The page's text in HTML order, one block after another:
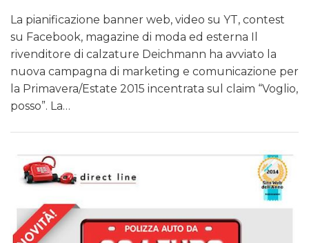
La pianificazione banner web, video su YT, contest
su Facebook, magazine di moda ed esterna Il
rivenditore di calzature Deichmann ha avviato la
nuova campagna di marketing e comunicazione per
la Primavera/Estate 2015 incentrata sul claim “Voglio,
posso”. La…